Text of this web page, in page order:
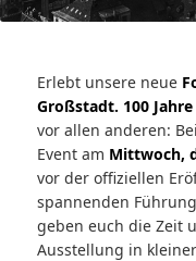
Erlebt unsere neue
Großstadt. 100
vor allen anderen:
Event am Mittwoch,
vor der offiziellen
spannenden
geben euch die Zeit
Ausstellung in